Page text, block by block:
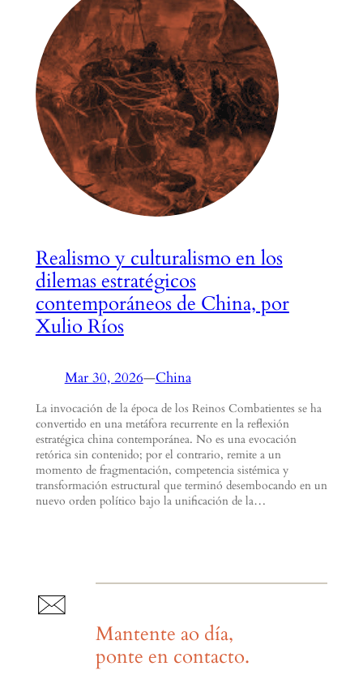
Realismo y culturalismo en los
dilemas estratégicos
contemporáneos de China, por
Xulio Ríos
Mar 30, 2026—China
La invocación de la época de los Reinos Combatientes se ha
convertido en una metáfora recurrente en la reflexión
estratégica china contemporánea. No es una evocación
retórica sin contenido; por el contrario, remite a un
momento de fragmentación, competencia sistémica y
transformación estructural que terminó desembocando en un
nuevo orden político bajo la unificación de la…
Mantente ao día,
ponte en contacto.